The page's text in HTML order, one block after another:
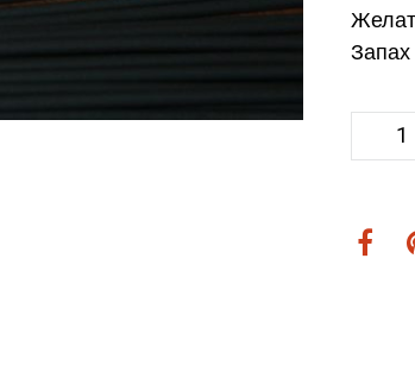
Запах